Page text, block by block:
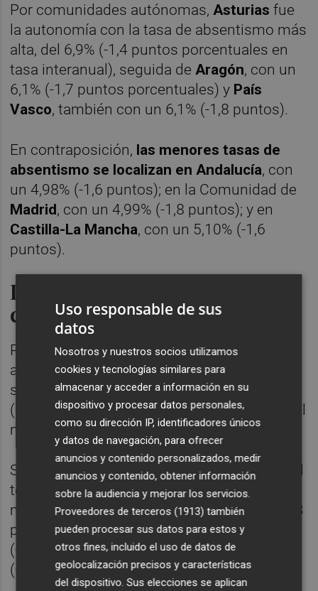
Por comunidades autónomas,Asturias fue
la autonomía con la tasa de absentismo más
alta, del 6,9% (-1,4 puntos porcentuales en
tasa interanual), seguida deAragón, con un
6,1% (-1,7 puntos porcentuales) y País
Vasco, también con un 6,1% (-1,8 puntos).
En contraposición, las menores tasas de
absentismo se localizan en Andalucía, con
un 4,98% (-1,6 puntos); en la Comunidad de
Madrid, con un 4,99% (-1,8 puntos); y en
Castilla-La Mancha, con un 5,10% (-1,6
puntos).
Industria y Servicios, a la
cabeza
Por sectores, el de industria sitúa su tasa de
absentismo en el 8,1% (+0,4 puntos),
seguido del sector servicios, con un 7,3%
(+0,1 puntos). En cambio, Construcción es el
menos afectado, con un 6,3% (+0,5 puntos).
Si se observa el absentismo por incapacidad
temporal, el sector industria vuelve a ser el
más perjudicado, con una tasa de 6,2% (+0,3
puntos); seguido de servicios, con un 5,7%
(+0,1 puntos); y Construcción, con un 5,2%
(+0,2 puntos).
Uso responsable de sus
datos
Nosotros y nuestros socios utilizamos
cookies y tecnologías similares para
almacenar y acceder a información en su
dispositivo y procesar datos personales,
como su dirección IP, identificadores únicos
y datos de navegación, para ofrecer
anuncios y contenido personalizados, medir
anuncios y contenido, obtener información
sobre la audiencia y mejorar los servicios.
Proveedores de terceros (1913) también
pueden procesar sus datos para estos y
otros fines, incluido el uso de datos de
geolocalización precisos y características
del dispositivo. Sus elecciones se aplican